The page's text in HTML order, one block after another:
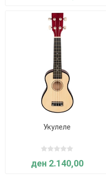
Укулеле
ден 2.140,00